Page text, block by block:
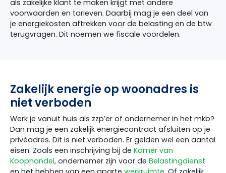
als zakelijke klant te maken krijgt met andere
voorwaarden en tarieven. Daarbij mag je een deel van
je energiekosten aftrekken voor de belasting en de btw
terugvragen. Dit noemen we fiscale voordelen.
Zakelijk energie op woonadres is
niet verboden
Werk je vanuit huis als zzp’er of ondernemer in het mkb?
Dan mag je een zakelijk energiecontract afsluiten op je
privéadres. Dit is niet verboden. Er gelden wel een aantal
eisen. Zoals een inschrijving bij de Kamer van
Koophandel, ondernemer zijn voor de Belastingdienst